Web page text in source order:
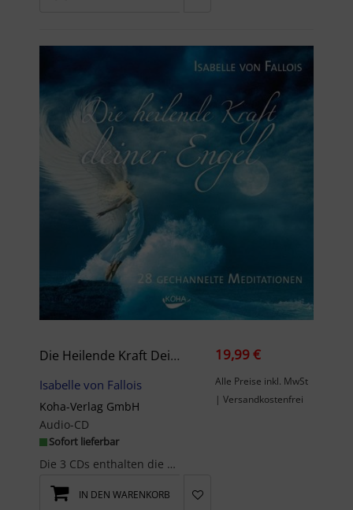
Die Heilende Kraft Deiner Engel
Isabelle von Fallois
Koha-Verlag GmbH
Audio-CD
Sofort lieferbar
Die 3 CDs enthalten die kurzen, jedoch tiefgehenden und heilsamen Meditationen aus dem Buch 'Die ...
19,99 €
Alle Preise inkl. MwSt
| Versandkostenfrei
IN DEN WARENKORB